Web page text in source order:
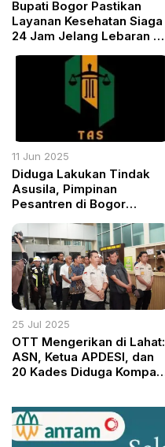
Bupati Bogor Pastikan
Layanan Kesehatan Siaga
24 Jam Jelang Lebaran di
11 Jun 2025
Diduga Lakukan Tindak
Asusila, Pimpinan
Pesantren di Bogor
25 Jul 2025
OTT Mengerikan di Lahat:
ASN, Ketua APDESI, dan
20 Kades Diduga Kompak